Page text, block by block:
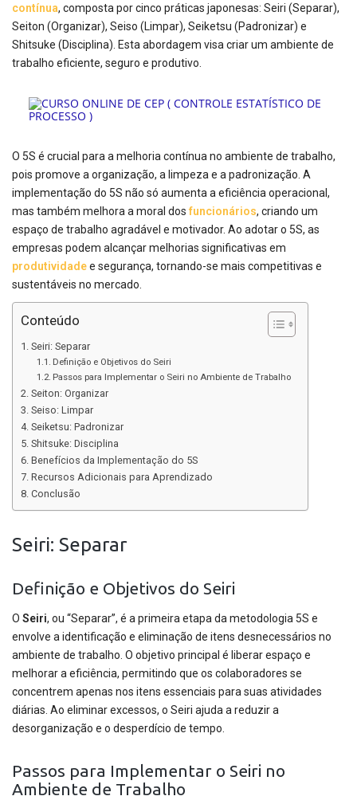
contínua, composta por cinco práticas japonesas: Seiri (Separar),
Seiton (Organizar), Seiso (Limpar), Seiketsu (Padronizar) e
Shitsuke (Disciplina). Esta abordagem visa criar um ambiente de
trabalho eficiente, seguro e produtivo.
O 5S é crucial para a melhoria contínua no ambiente de trabalho,
pois promove a organização, a limpeza e a padronização. A
implementação do 5S não só aumenta a eficiência operacional,
mas também melhora a moral dos funcionários, criando um
espaço de trabalho agradável e motivador. Ao adotar o 5S, as
empresas podem alcançar melhorias significativas em
produtividadee segurança, tornando-se mais competitivas e
sustentáveis no mercado.
Conteúdo
Seiri: Separar
Definição e Objetivos do Seiri
Passos para Implementar o Seiri no Ambiente de Trabalho
Seiton: Organizar
Seiso: Limpar
Seiketsu: Padronizar
Shitsuke: Disciplina
Benefícios da Implementação do 5S
Recursos Adicionais para Aprendizado
Conclusão
Seiri: Separar
Definição e Objetivos do Seiri
O Seiri, ou “Separar”, é a primeira etapa da metodologia 5S e
envolve a identificação e eliminação de itens desnecessários no
ambiente de trabalho. O objetivo principal é liberar espaço e
melhorar a eficiência, permitindo que os colaboradores se
concentrem apenas nos itens essenciais para suas atividades
diárias. Ao eliminar excessos, o Seiri ajuda a reduzir a
desorganização e o desperdício de tempo.
Passos para Implementar o Seiri no
Ambiente de Trabalho